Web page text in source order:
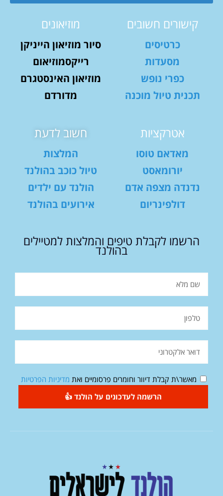
קישורים חשובים
כרטיסים
מסעדות
כפרי נופש
תכנית טיול מוכנה
מוזיאונים
סיור מוזיאון הייניקן
רייקסמוזיאום
מוזיאון האינסטגרם
מדורדם
אטרקציות
מאדאם טוסו
יורומאסט
נדנדה מצפה אדם
דולפינריום
חשוב לדעת
המלצות
טיול כוכב בהולנד
הולנד עם ילדים
אירועים בהולנד
הרשמו לקבלת טיפים והמלצות למטיילים
בהולנד
מאשר\ת קבלת דיוור וחומרים פרסומיים ואת מדיניות הפרטיות
הרשמה לעדכונים על הולנד 👍